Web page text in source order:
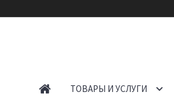
ТОВАРЫ И УСЛУГИ